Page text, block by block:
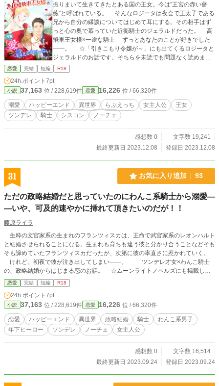
振りまいて生きてきたとある国の王女。今は”王宮の赤い薔
薇”と呼ばれている。 そんなロジータは夜会で王太子である
兄から自分の縁談についてはじめて耳にする。その相手はず
っと心の奥で慕っていた近衛騎士のジェラルドだった。 高
飛車王女様×一途な騎士 ずっとあなたのことが好きでした
――。 ☆「引きこもり令嬢が～」にも出てくるロジータと
ジェラルドのお話です。そちらを未読でも問題なく読めま
す。時系列的にはこちらのお話が2年ほど後になります。
※ムーンライトノベルズにも掲載しています※ 表紙：は
ろ様（Twitter:@haro_hallo）
恋愛 完結 短編 R18
24h.ポイント 7pt
小説 37,163 位 / 228,619件 恋愛 16,226 位 / 66,320件
溺愛 ハッピーエンド 異世界 らぶえっち 女主人公
王女
ツンデレ
騎士 シスコン ノーチェ
感想数 0
文字数 19,241
最終更新日 2023.12.08
登録日 2023.12.08
31 お気に入り追加 93
ただの政略結婚だと思っていたのにわんこ系騎士から溺愛―
―いや、可及的速やかに挿れて頂きたいのだが！！
藤原ライラ
生粋の文官家系の生まれのフランツィスカは、王命で武官家系のレオンハルト
と結婚させられることになる。生まれも育ちも違う彼と分かり合うことなどそも
そも諦めていたフランツィスカだったが、次第に彼の率直さに惹かれていく。
けれど、初夜で彼が泣き出してしまい――。 ツンデレ才女×わんこ騎士
の、政略結婚からはじまる恋のお話。 ☆ムーンライトノベルズにも掲載して
います☆
恋愛 完結 短編 R18
24h.ポイント 7pt
小説 37,163 位 / 228,619件 恋愛 16,226 位 / 66,320件
恋愛 ハッピーエンド 異世界 政略結婚 騎士
わんこ系男子
年下ヒーロー
ツンデレ ノーチェ 女主人公
感想数 0
文字数 16,514
最終更新日 2023.09.24
登録日 2023.09.24